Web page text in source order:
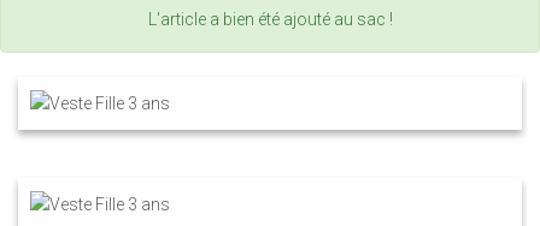
L'article a bien été ajouté au sac !